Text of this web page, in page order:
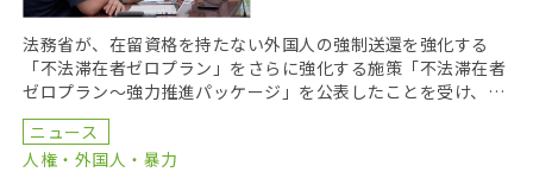
法務省が、在留資格を持たない外国人の強制送還を強化する
「不法滞在者ゼロプラン」をさらに強化する施策「不法滞在者
ゼロプラン〜強力推進パッケージ」を公表したことを受け、外
国人の人権問題に取り組む団体などでつくる「入管の民族差
[…]
ニュース
人権・外国人・暴力